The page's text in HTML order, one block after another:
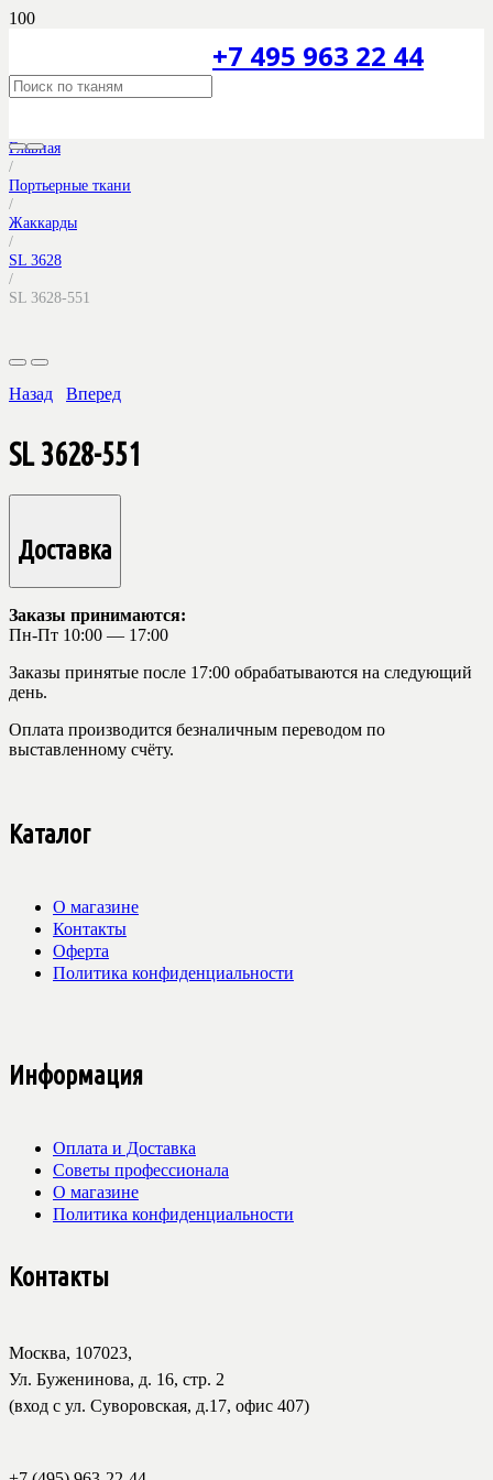
+7 495 963 22 44
Главная
/
Портьерные ткани
/
Жаккарды
/
SL 3628
/
SL 3628-551
Назад Вперед
SL 3628-551
Доставка
Заказы принимаются:
Пн-Пт 10:00 — 17:00
Заказы принятые после 17:00 обрабатываются на следующий
день.
Оплата производится безналичным переводом по
выставленному счёту.
Каталог
О магазине
Контакты
Оферта
Политика конфиденциальности
Информация
Оплата и Доставка
Советы профессионала
О магазине
Политика конфиденциальности
Контакты
Москва, 107023,
Ул. Буженинова, д. 16, стр. 2
(вход с ул. Суворовская, д.17, офис 407)